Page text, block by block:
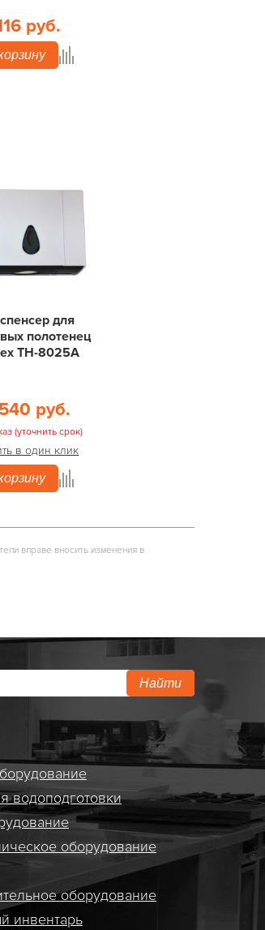
руб.
для
полотенец
ТН-8025A
руб.
(уточнить срок)
в один клик
вправе вносить изменения в
Найти
водоподготовки
оборудование
оборудование
инвентарь